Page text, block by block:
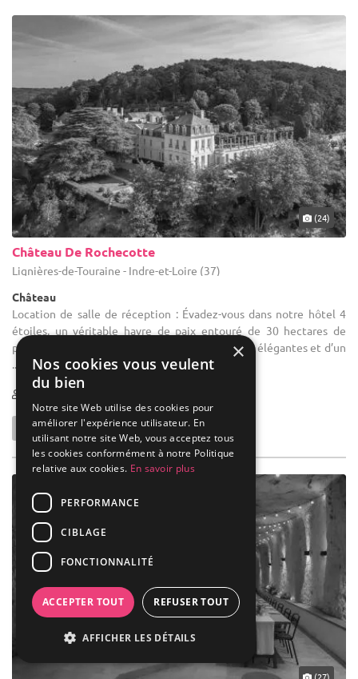
(24)
Château De Rochecotte
Lignières-de-Touraine - Indre-et-Loire (37)
Château
Location de salle de réception : Évadez-vous dans notre hôtel 4
étoiles, un véritable havre de paix entouré de 30 hectares de
parcs, jardins et forêts. Profitez de 37 chambres élégantes et d’un
...
×
Nos cookies vous veulent
du bien
Notre site Web utilise des cookies pour
améliorer l'expérience utilisateur. En
utilisant notre site Web, vous acceptez tous
les cookies conformément à notre Politique
relative aux cookies. En savoir plus
PERFORMANCE
CIBLAGE
FONCTIONNALITÉ
ACCEPTER TOUT REFUSER TOUT
AFFICHER LES DÉTAILS